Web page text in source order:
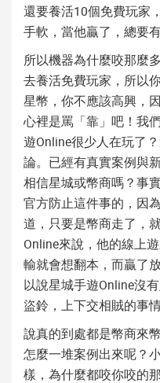
還要養活10個免費玩家
手軟，當他贏了，總要
所以機器為什麼咬那麼
去養活免費玩家，所以
星幣，你不應該高興，
心裡是罵「靠」吧！我
遊Online很少人在玩了
論。已經有真實案例與
相信星城或幣商嗎？事
官方防止這件事的，因
道，只要是幣商走了，
Online來說，他的線上
輸就會想翻本，而贏了
以說星城手遊Online沒
盜鈴，上下交相賊的事情
說真的到處都是幣商來
怎麼一堆案例出來呢？
樣，為什麼都咬你咬的